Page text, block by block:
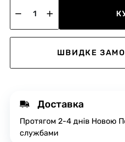
ШВИДКЕ
Доставка
Протягом 2-4 днів Новою
службами